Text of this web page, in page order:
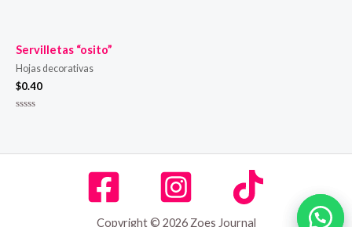
Servilletas “osito”
Hojas decorativas
$0.40
5
Copyright © 2026 Zoes Journal